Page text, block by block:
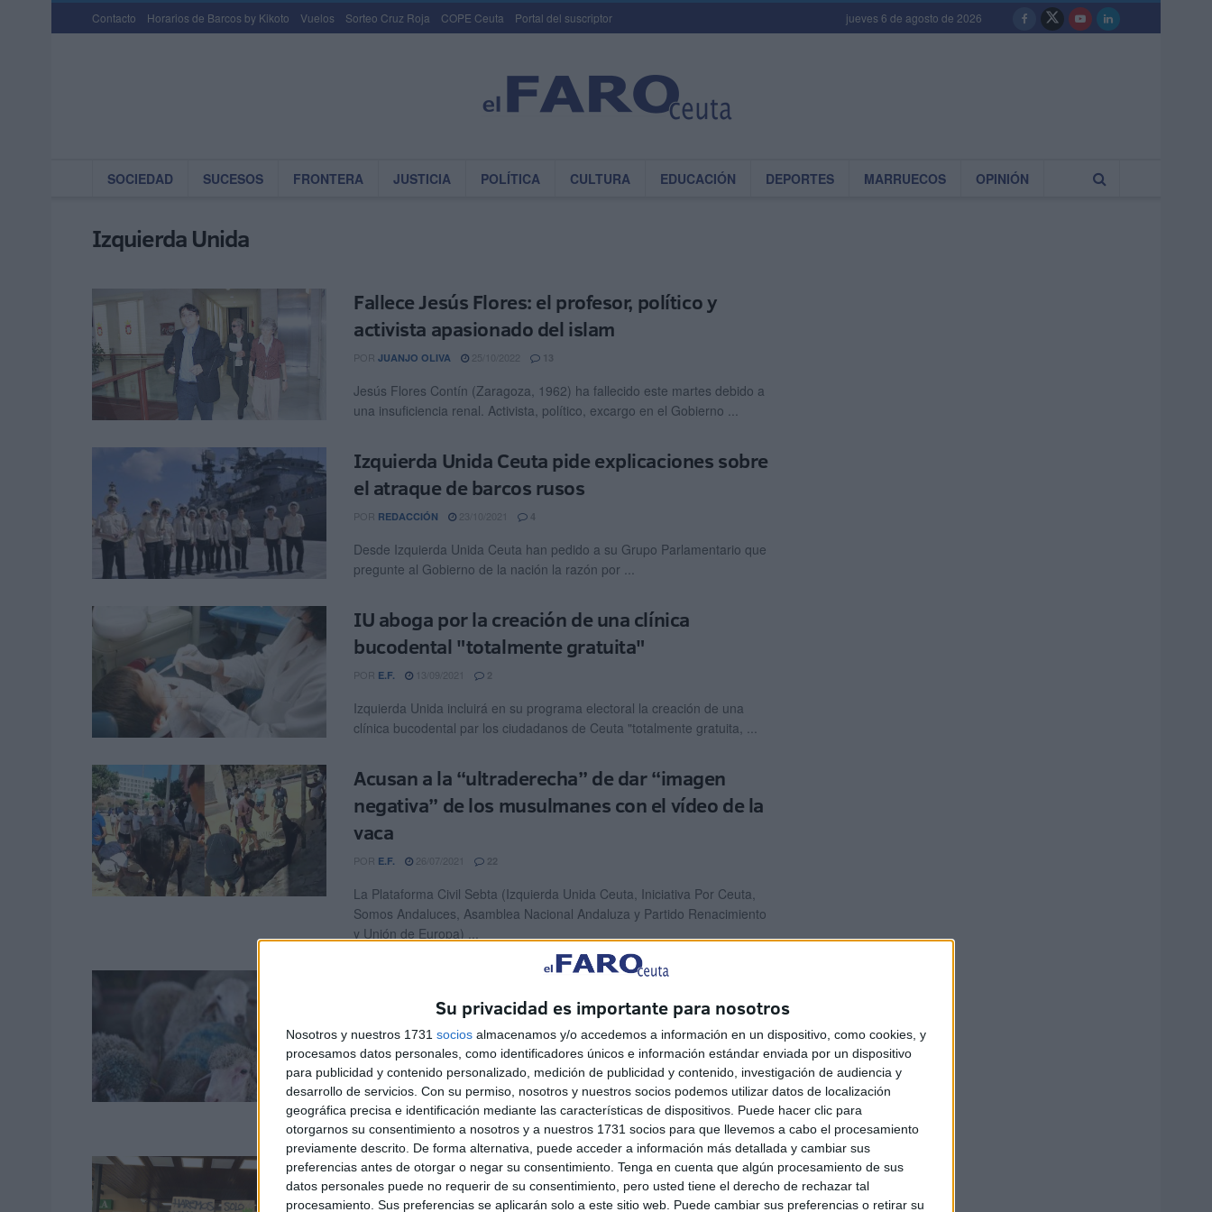
Su privacidad es importante para nosotros
Nosotros y nuestros 1731 socios almacenamos y/o accedemos a información en un dispositivo, como cookies, y
procesamos datos personales, como identificadores únicos e información estándar enviada por un dispositivo
para publicidad y contenido personalizado, medición de publicidad y contenido, investigación de audiencia y
desarrollo de servicios. Con su permiso, nosotros y nuestros socios podemos utilizar datos de localización
geográfica precisa e identificación mediante las características de dispositivos. Puede hacer clic para
otorgarnos su consentimiento a nosotros y a nuestros 1731 socios para que llevemos a cabo el procesamiento
previamente descrito. De forma alternativa, puede acceder a información más detallada y cambiar sus
preferencias antes de otorgar o negar su consentimiento. Tenga en cuenta que algún procesamiento de sus
datos personales puede no requerir de su consentimiento, pero usted tiene el derecho de rechazar tal
procesamiento. Sus preferencias se aplicarán solo a este sitio web. Puede cambiar sus preferencias o retirar su
Contacto Horarios de Barcos by Kikoto Vuelos Sorteo Cruz Roja COPE Ceuta Portal del suscriptor jueves 6 de agosto de 2026
SOCIEDAD SUCESOS FRONTERA JUSTICIA POLÍTICA CULTURA EDUCACIÓN DEPORTES MARRUECOS OPINIÓN
Izquierda Unida
Fallece Jesús Flores: el profesor, político y
activista apasionado del islam
POR JUANJO OLIVA 13
Jesús Flores Contín (Zaragoza, 1962) ha fallecido este martes debido a
una insuficiencia renal. Activista, político, excargo en el Gobierno ...
Izquierda Unida Ceuta pide explicaciones sobre
el atraque de barcos rusos
POR REDACCIÓN 4
Desde Izquierda Unida Ceuta han pedido a su Grupo Parlamentario que
pregunte al Gobierno de la nación la razón por ...
IU aboga por la creación de una clínica
bucodental "totalmente gratuita"
POR E.F. 2
Izquierda Unida incluirá en su programa electoral la creación de una
clínica bucodental par los ciudadanos de Ceuta "totalmente gratuita, ...
Acusan a la “ultraderecha” de dar “imagen
negativa” de los musulmanes con el vídeo de la
vaca
POR E.F. 26/07/2021 22
La Plataforma Civil Sebta (Izquierda Unida Ceuta, Iniciativa Por Ceuta,
Somos Andaluces, Asamblea Nacional Andaluza y Partido Renacimiento
y Unión de Europa) ...
Izquierda Unida amenaza con una
manifestación si no se autoriza la Fiesta del
Sacrificio
POR 20/06/2021 19
Izquierda Unida y Plataforma Sebta han exigido que el Gobierno de la
Ciudad garantice la fiesta del sacrificio de rito ...
Izquierda Unida, contra el "pirómano" Abascal:
"Vox no deja dudas ya de un prenazismo"